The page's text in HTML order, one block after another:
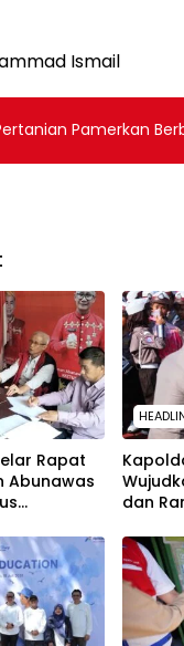
Ismail
Pamerkan
Rapat
Abunawas
dan